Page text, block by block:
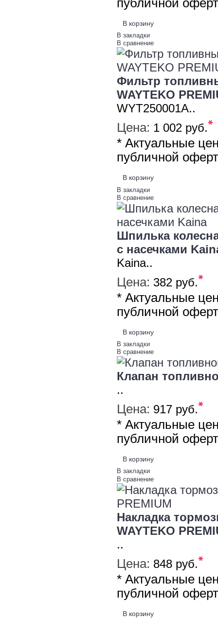
публичной
В корзину
В закладки
В сравнение
Фильтр
WAYTEKO
WYT250001A..
Цена: 1 002 руб.*
* Актуальные
публичной
В корзину
В закладки
В сравнение
Шпилька
с насечками
Kaina..
Цена: 382 руб.*
* Актуальные
публичной
В корзину
В закладки
В сравнение
Клапан
..
Цена: 917 руб.*
* Актуальные
публичной
В корзину
В закладки
В сравнение
Накладка
WAYTEKO
..
Цена: 848 руб.*
* Актуальные
публичной
В корзину